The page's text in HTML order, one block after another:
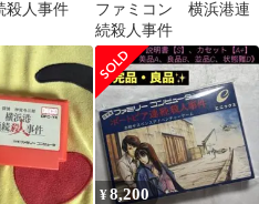
殺人事件
ファミコン 横浜港連
続殺人事件
¥8,200